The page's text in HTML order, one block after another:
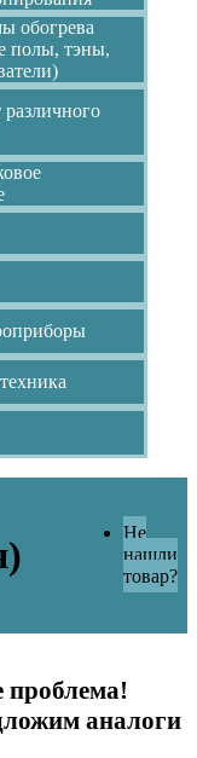
обогрева
полы, тэны,
Не
нашли
товар?
проблема!
аналоги